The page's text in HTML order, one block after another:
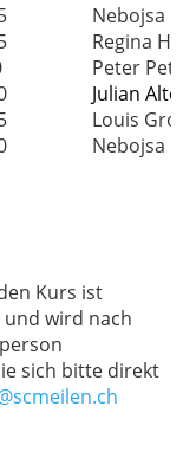
Regina
Peter
Julian
Louis
Kurs ist
wird nach
sich bitte direkt